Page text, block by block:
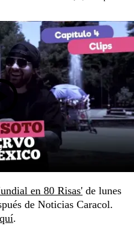
en 80 Risas' de lunes
de Noticias Caracol.
.